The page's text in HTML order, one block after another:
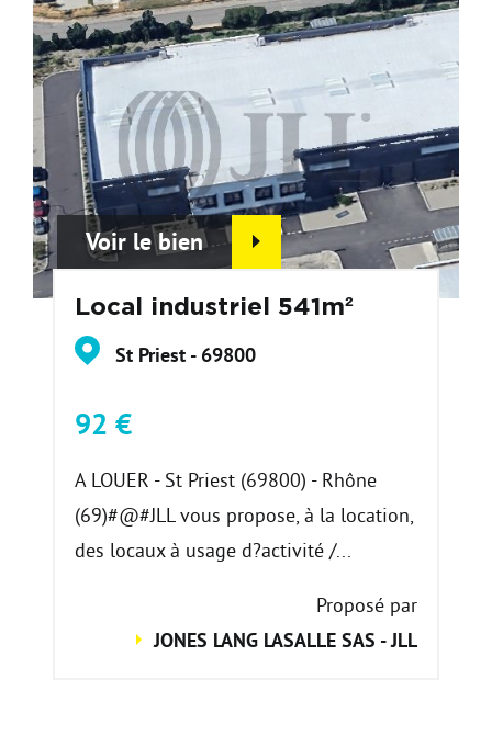
Voir le bien
Local industriel 541m²
St Priest - 69800
92 €
A LOUER - St Priest (69800) - Rhône
(69)#@#JLL vous propose, à la location,
des locaux à usage d?activité /...
Proposé par
JONES LANG LASALLE SAS - JLL